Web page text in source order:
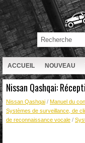
ACCUEIL NOUVEAU
RECHERCHE
Nissan Qashqai:
Nissan Qashqai / Manuel du
Systèmes de surveillance, de
de reconnaissance vocale /